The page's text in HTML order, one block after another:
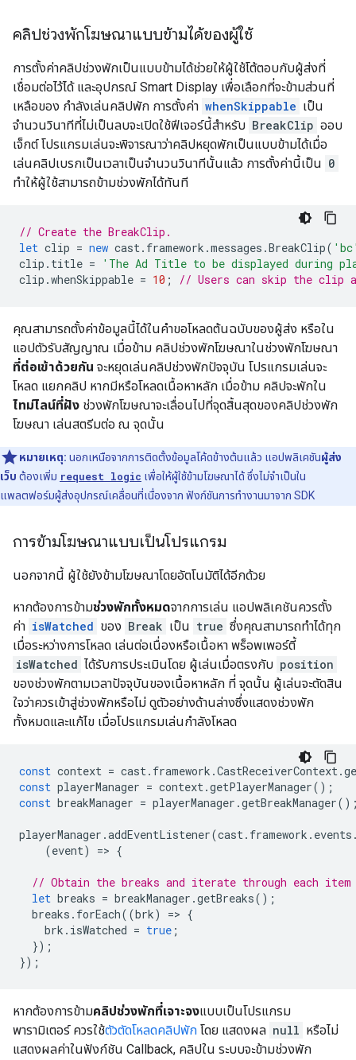
คลิปช่วงพักโฆษณาแบบข้ามได้ของผู้ใช้
การตั้งค่าคลิปช่วงพักเป็นแบบข้ามได้ช่วยให้ผู้ใช้โต้ตอบกับผู้ส่งที่
เชื่อมต่อไว้ได้ และอุปกรณ์ Smart Display เพื่อเลือกที่จะข้ามส่วนที่
เหลือของ กำลังเล่นคลิปพัก การตั้งค่า whenSkippable เป็น
จำนวนวินาทีที่ไม่เป็นลบจะเปิดใช้ฟีเจอร์นี้สำหรับ BreakClip ออบ
เจ็กต์ โปรแกรมเล่นจะพิจารณาว่าคลิปหยุดพักเป็นแบบข้ามได้เมื่อ
เล่นคลิปเบรกเป็นเวลาเป็นจำนวนวินาทีนั้นแล้ว การตั้งค่านี้เป็น 0
ทำให้ผู้ใช้สามารถข้ามช่วงพักได้ทันที
// Create the BreakClip.
let clip = new cast. framework .messages .BreakClip(
clip . title =
'The Ad Title to be displayed during
clip .whenSkippable = 10 ; // Users can skip the clip
คุณสามารถตั้งค่าข้อมูลนี้ได้ในคำขอโหลดต้นฉบับของผู้ส่ง หรือใน
แอปตัวรับสัญญาณ เมื่อข้าม คลิปช่วงพักโฆษณาในช่วงพักโฆษณา
ที่ต่อเข้าด้วยกัน จะหยุดเล่นคลิปช่วงพักปัจจุบัน โปรแกรมเล่นจะ
โหลด แยกคลิป หากมีหรือโหลดเนื้อหาหลัก เมื่อข้าม คลิปจะพักใน
ไทม์ไลน์ที่ฝัง ช่วงพักโฆษณาจะเลื่อนไปที่จุดสิ้นสุดของคลิปช่วงพัก
โฆษณา เล่นสตรีมต่อ ณ จุดนั้น
หมายเหตุ: นอกเหนือจากการติดตั้งข้อมูลโค้ดข้างต้นแล้ว แอปพลิเคชันผู้ส่ง
เว็บ ต้องเพิ่ม request logic เพื่อให้ผู้ใช้ข้ามโฆษณาได้ ซึ่งไม่จำเป็นใน
แพลตฟอร์มผู้ส่งอุปกรณ์เคลื่อนที่เนื่องจาก ฟังก์ชันการทำงานมาจาก SDK
การข้ามโฆษณาแบบเป็นโปรแกรม
นอกจากนี้ ผู้ใช้ยังข้ามโฆษณาโดยอัตโนมัติได้อีกด้วย
หากต้องการข้ามช่วงพักทั้งหมดจากการเล่น แอปพลิเคชันควรตั้ง
ค่า isWatched ของ Break เป็น true ซึ่งคุณสามารถทำได้ทุก
เมื่อระหว่างการโหลด เล่นต่อเนื่องหรือเนื้อหา พร็อพเพอร์ตี้
isWatched ได้รับการประเมินโดย ผู้เล่นเมื่อตรงกับ position
ของช่วงพักตามเวลาปัจจุบันของเนื้อหาหลัก ที่ จุดนั้น ผู้เล่นจะตัดสิน
ใจว่าควรเข้าสู่ช่วงพักหรือไม่ ดูตัวอย่างด้านล่างซึ่งแสดงช่วงพัก
ทั้งหมดและแก้ไข เมื่อโปรแกรมเล่นกำลังโหลด
const context = cast. framework .CastReceiverContext.
const playerManager = context.getPlayerManager();
const breakManager = playerManager .getBreakManager
playerManager .addEventListener(cast. framework . events
(event) => {
// Obtain the breaks and iterate through each
let breaks = breakManager .getBreaks();
breaks . forEach((brk) => {
brk . isWatched = true ;
});
});
หากต้องการข้ามคลิปช่วงพักที่เจาะจงแบบเป็นโปรแกรม
พารามิเตอร์ ควรใช้ตัวตัดโหลดคลิปพัก โดย แสดงผล null หรือไม่
แสดงผลค่าในฟังก์ชัน Callback, คลิปใน ระบบจะข้ามช่วงพัก